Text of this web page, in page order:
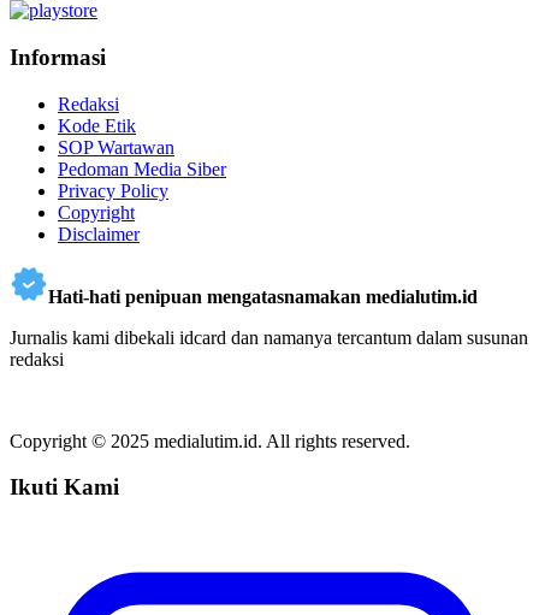
Informasi
Redaksi
Kode Etik
SOP Wartawan
Pedoman Media Siber
Privacy Policy
Copyright
Disclaimer
Hati-hati penipuan mengatasnamakan medialutim.id
Jurnalis kami dibekali idcard dan namanya tercantum dalam susunan
redaksi
Copyright © 2025 medialutim.id. All rights reserved.
Ikuti Kami